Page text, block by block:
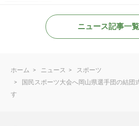
ニュース記事一覧
ホーム ニュース
スポーツ
国民スポーツ大会へ岡山県選手団の結
す